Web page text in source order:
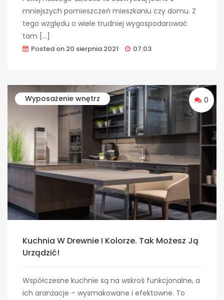
mniejszych pomieszczeń mieszkaniu czy domu. Z
tego względu o wiele trudniej wygospodarować
tam […]
Posted on 20 sierpnia 2021 07:03
Wyposażenie wnętrz 0
Kuchnia W Drewnie I Kolorze. Tak Możesz Ją
Urządzić!
Współczesne kuchnie są na wskroś funkcjonalne, a
ich aranżacje – wysmakowane i efektowne. To